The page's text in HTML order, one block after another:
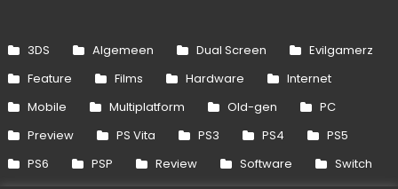
3DS Algemeen Dual Screen
Evilgamerz
Feature
Films Hardware
Internet
Mobile
Multiplatform Old-gen
PC
Preview
PS Vita PS3 PS4
PS5
PS6
PSP Review Software
Switch